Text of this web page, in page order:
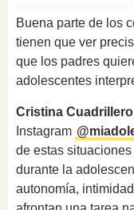
Buena parte de los
tienen que ver
que los padres
adolescentes
Cristina Cuadrillero
Instagram
de estas
durante la
autonomía,